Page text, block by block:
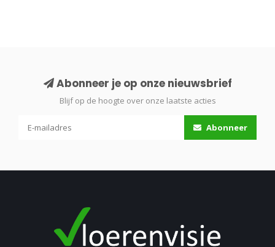
Abonneer je op onze nieuwsbrief
Blijf op de hoogte over onze laatste acties
Abonneer